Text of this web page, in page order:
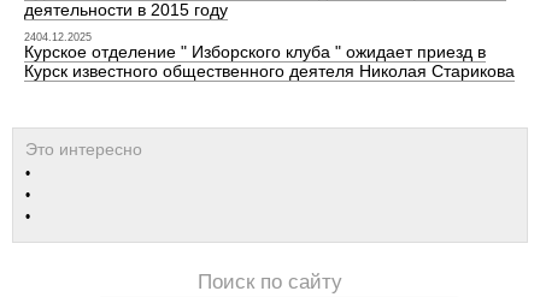
деятельности в 2015 году
2404.12.2025
Курское отделение " Изборского клуба " ожидает приезд в
Курск известного общественного деятеля Николая Старикова